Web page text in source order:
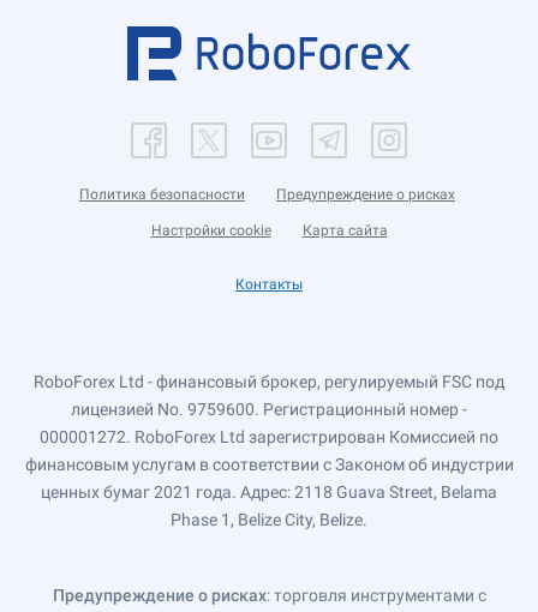
Политика безопасности Предупреждение о рисках
Настройки cookie Карта сайта
Контакты
RoboForex Ltd - финансовый брокер, регулируемый FSC под
лицензией No. 9759600. Регистрационный номер -
000001272. RoboForex Ltd зарегистрирован Комиссией по
финансовым услугам в соответствии с Законом об индустрии
ценных бумаг 2021 года. Адрес: 2118 Guava Street, Belama
Phase 1, Belize City, Belize.
Предупреждение о рисках: торговля инструментами с